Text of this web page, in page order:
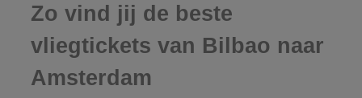
Zo vind jij de beste
vliegtickets van Bilbao naar
Amsterdam